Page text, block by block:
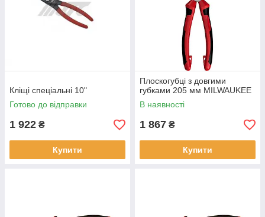
Кліщі спеціальні 10"
Готово до відправки
1 922 ₴
Купити
Плоскогубці з довгими
губками 205 мм MILWAUKEE
В наявності
1 867 ₴
Купити